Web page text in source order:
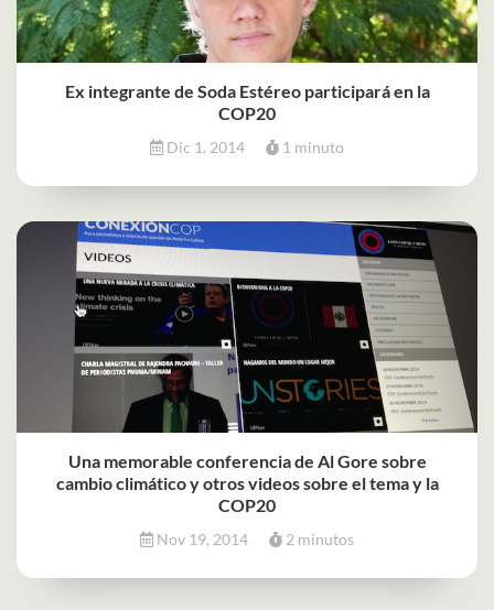
Ex integrante de Soda Estéreo participará en la
COP20
Dic 1, 2014 1 minuto
Una memorable conferencia de Al Gore sobre
cambio climático y otros videos sobre el tema y la
COP20
Nov 19, 2014 2 minutos